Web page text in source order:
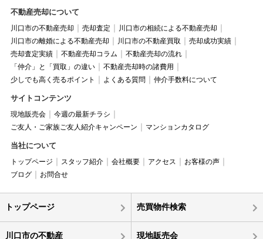
不動産売却について
川口市の不動産売却 売却査定
川口市の相続による不動産売却
川口市の離婚による不動産売却
川口市の不動産買取
売却成功実績
売却査定実績
不動産売却コラム
不動産売却の流れ
「仲介」と「買取」の違い
不動産売却時の諸費用
少しでも高く売るポイント
よくある質問 仲介手数料について
サイトコンテンツ
現地販売会
今週の最新チラシ
ご友人・ご家族ご友人紹介キャンペーン
マンションカタログ
当社について
トップページ スタッフ紹介 会社概要 アクセス
お客様の声
ブログ
お問合せ
トップページ 売買物件検索
川口市の不動産 現地販売会